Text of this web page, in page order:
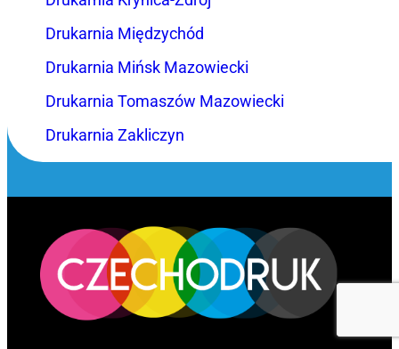
Drukarnia Międzychód
Drukarnia Mińsk Mazowiecki
Drukarnia Tomaszów Mazowiecki
Drukarnia Zakliczyn